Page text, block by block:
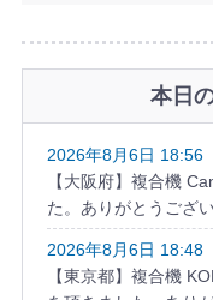
本日
2026年8月6日 18:56
【大阪府】複合機
た。ありがとうござい
2026年8月6日 18:48
【東京都】複合機